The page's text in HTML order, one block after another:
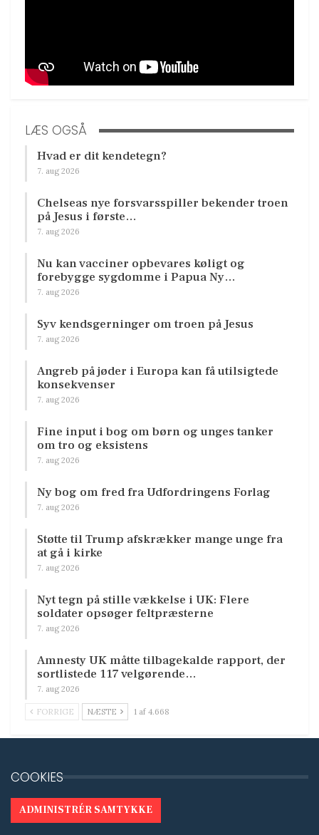
LÆS OGSÅ
Hvad er dit kendetegn?
7. aug 2026
Chelseas nye forsvarsspiller bekender troen
på Jesus i første…
7. aug 2026
Nu kan vacciner opbevares køligt og
forebygge sygdomme i Papua Ny…
7. aug 2026
Syv kendsgerninger om troen på Jesus
7. aug 2026
Angreb på jøder i Europa kan få utilsigtede
konsekvenser
7. aug 2026
Fine input i bog om børn og unges tanker
om tro og eksistens
7. aug 2026
Ny bog om fred fra Udfordringens Forlag
7. aug 2026
Støtte til Trump afskrækker mange unge fra
at gå i kirke
7. aug 2026
Nyt tegn på stille vækkelse i UK: Flere
soldater opsøger feltpræsterne
7. aug 2026
Amnesty UK måtte tilbagekalde rapport, der
sortlistede 117 velgørende…
7. aug 2026
FORRIGE NÆSTE 1 af 4.668
COOKIES
ADMINISTRÉR SAMTYKKE